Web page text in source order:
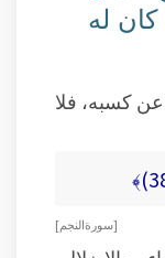
كان له
كسبه، فلا
[ سورة النجم ]